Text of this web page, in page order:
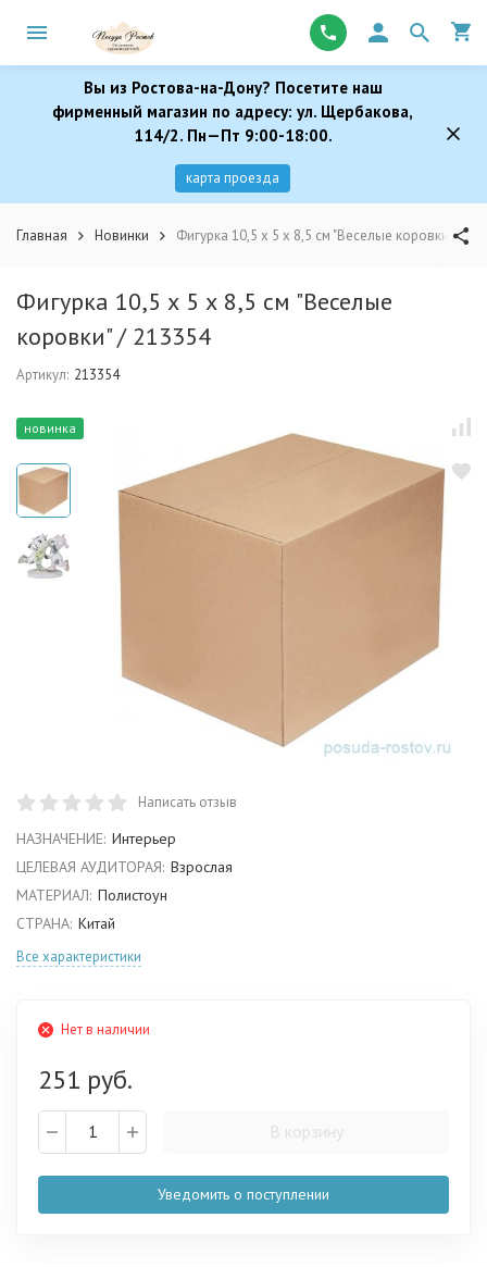
Вы из Ростова-на-Дону? Посетите наш
фирменный магазин по адресу: ул. Щербакова,
114/2. Пн—Пт 9:00-18:00.
карта проезда
Главная Новинки Фигурка 10,5 х 5 х 8,5 см "Веселые коровки" /
Фигурка 10,5 х 5 х 8,5 см "Веселые
коровки" / 213354
Артикул: 213354
новинка
Написать отзыв
НАЗНАЧЕНИЕ: Интерьер
ЦЕЛЕВАЯ АУДИТОРАЯ: Взрослая
МАТЕРИАЛ: Полистоун
СТРАНА: Китай
Все характеристики
Нет в наличии
251 руб.
В корзину
Уведомить о поступлении